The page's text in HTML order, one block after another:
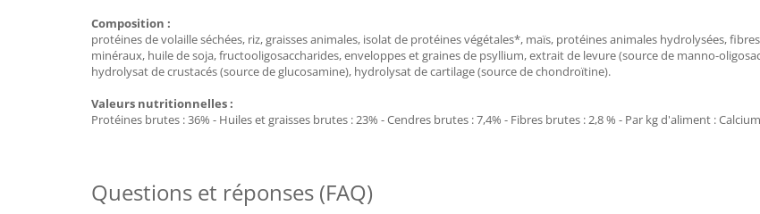
Composition :
protéines de volaille séchées, riz, graisses animales, isolat de protéines végétales*, maïs, protéines animales hydrolysées,
minéraux, huile de soja, fructooligosaccharides, enveloppes et graines de psyllium, extrait de levure (source de manno-
hydrolysat de crustacés (source de glucosamine), hydrolysat de cartilage (source de chondroïtine).
Valeurs nutritionnelles :
Protéines brutes : 36% - Huiles et graisses brutes : 23% - Cendres brutes : 7,4% - Fibres brutes : 2,8 % - Par kg d'aliment :
Questions et réponses (FAQ)